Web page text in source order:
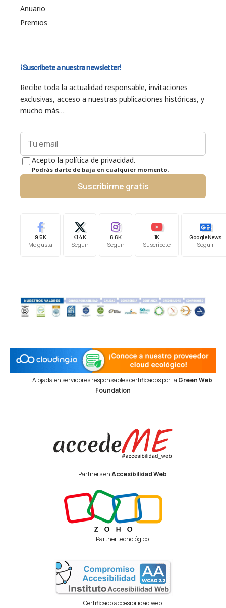
Anuario
Premios
¡Suscríbete a nuestra newsletter!
Recibe toda la actualidad responsable, invitaciones
exclusivas, acceso a nuestras publicaciones históricas, y
mucho más…
Acepto la política de privacidad.
Podrás darte de baja en cualquier momento.
Suscribirme gratis
9.5K
Me gusta
41.4K
Seguir
6.6K
Seguir
1K
Suscríbete
Google News
Seguir
Alojada en servidores responsables certificados por la Green Web
Foundation
Partners enAccesibilidad Web
Partner tecnológico
Certificado accesibilidad web